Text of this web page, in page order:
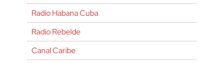
Radio Habana Cuba
Radio Rebelde
Canal Caribe